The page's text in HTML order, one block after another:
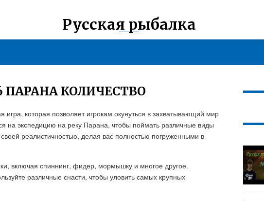
Русская рыбалка
ПАРАНА КОЛИЧЕСТВО
которая позволяет игрокам окунуться в захватывающий мир
на экспедицию на реку Парана, чтобы поймать различные виды
реалистичностью, делая вас полностью погруженными в
включая спиннинг, фидер, мормышку и многое другое.
различные снасти, чтобы уловить самых крупных